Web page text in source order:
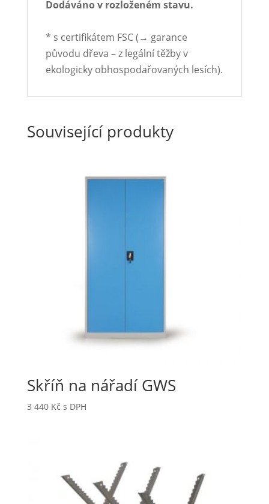
Dodáváno v rozloženém stavu.
* s certifikátem FSC (→ garance
původu dřeva – z legální těžby v
ekologicky obhospodařovaných lesích).
Související produkty
Skříň na nářadí GWS
3 440 Kč s DPH